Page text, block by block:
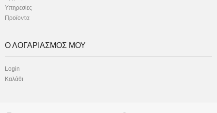
Υπηρεσίες
Προϊοντα
Ο ΛΟΓΑΡΙΑΣΜΟΣ ΜΟΥ
Login
Καλάθι